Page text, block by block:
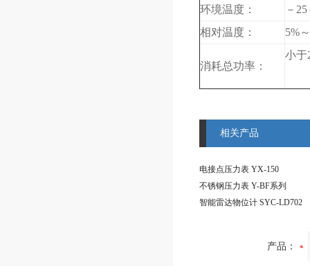
环境温度：
－
相对温度：
5%
消耗总功率：
小于
相关产品
电接点压力表 YX-150
不锈钢压力表 Y-BF系列
智能雷达物位计 SYC-LD702
产品：